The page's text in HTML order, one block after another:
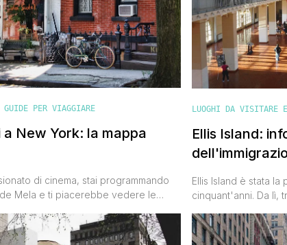
PER VIAGGIARE
a New York: la mappa
di cinema, stai programmando
Mela e ti piacerebbe vedere le
a tutti, siamo cresciuti a pane e
normalissimo voler ammirare dal vivo
LUOGHI DA VISITARE
Ellis Island:
Ellis Island è stata
cinquant'anni. Da lì,
dall'Europa. Questo
perché permette di